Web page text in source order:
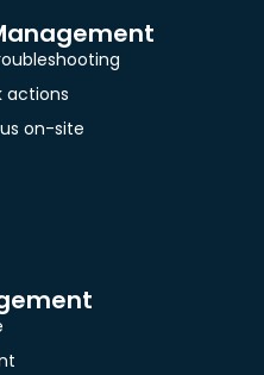
actions
on-site